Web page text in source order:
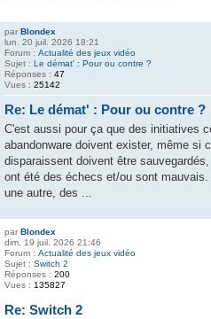
par Blondex
lun. 20 juil. 2026 18:21
Forum : Actualité des jeux vidéo
Sujet : Le démat' : Pour ou contre ?
Réponses : 47
Vues : 25142
Re: Le démat' : Pour ou contre ?
C'est aussi pour ça que des initiatives
abandonware doivent exister, même si
disparaissent doivent être
ont été des échecs et/ou sont
une autre, des ...
par Blondex
dim. 19 juil. 2026 21:46
Forum : Actualité des jeux vidéo
Sujet : Switch 2
Réponses : 200
Vues : 135827
Re: Switch 2